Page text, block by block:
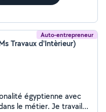
Auto-entrepreneur
Travaux d'Intèrieur)
égyptienne avec
Je travaille